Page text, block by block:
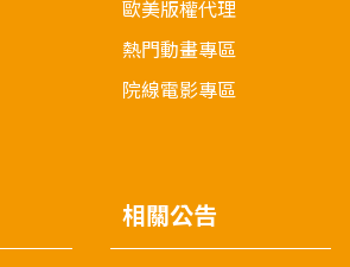
歐美版權代理
熱門動畫專區
院線電影專區
相關公告